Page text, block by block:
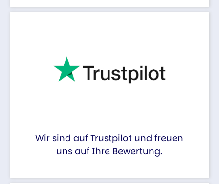
Wir sind auf Trustpilot und freuen
uns auf Ihre Bewertung.